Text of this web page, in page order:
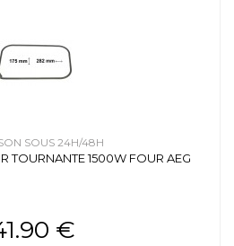
SOUS 24H/48H
TOURNANTE 1500W FOUR AEG
€